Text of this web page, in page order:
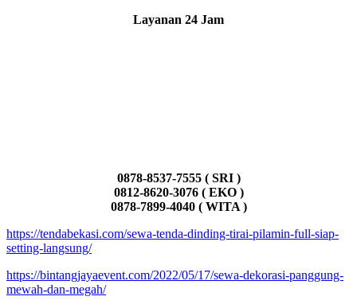
Layanan 24 Jam
0878-8537-7555 ( SRI )
0812-8620-3076 ( EKO )
0878-7899-4040 ( WITA )
https://tendabekasi.com/sewa-tenda-dinding-tirai-pilamin-full-siap-
setting-langsung/
https://bintangjayaevent.com/2022/05/17/sewa-dekorasi-panggung-
mewah-dan-megah/